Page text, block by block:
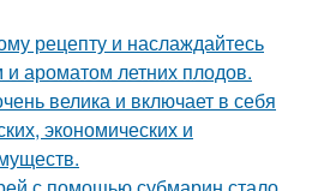
рецепту и наслаждайтесь
ароматом летних плодов.
велика и включает в себя
экономических и